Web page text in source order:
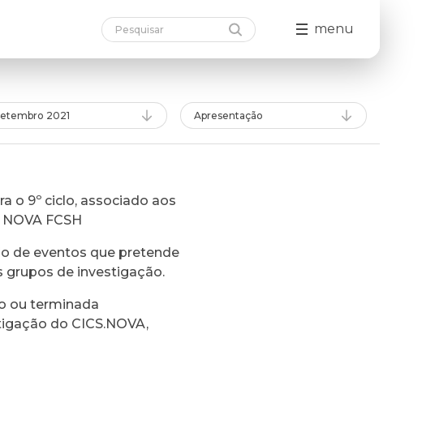
menu
2021 Apresentação
o 9º ciclo, associado aos
FCSH
de eventos que pretende
grupos de investigação.
ou terminada
do CICS.NOVA,